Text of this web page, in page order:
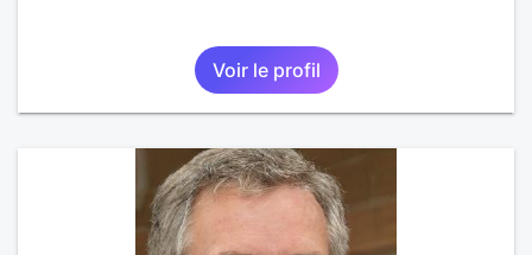
Voir le profil